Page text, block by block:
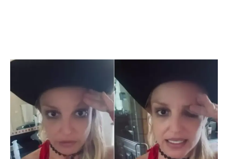
Flipboard
Reddit
Pinterest
Whatsapp